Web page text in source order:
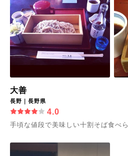
大善
長野｜長野県
4.0
手頃な値段で美味しい十割そば食べ